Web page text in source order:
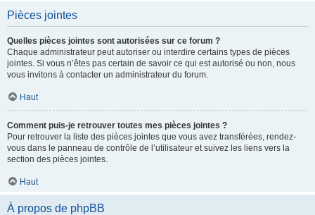
Pièces jointes
Quelles pièces jointes sont autorisées sur ce forum ?
Chaque administrateur peut autoriser ou interdire certains types de pièces
jointes. Si vous n’êtes pas certain de savoir ce qui est autorisé ou non, nous
vous invitons à contacter un administrateur du forum.
Haut
Comment puis-je retrouver toutes mes pièces jointes ?
Pour retrouver la liste des pièces jointes que vous avez transférées, rendez-
vous dans le panneau de contrôle de l’utilisateur et suivez les liens vers la
section des pièces jointes.
Haut
À propos de phpBB